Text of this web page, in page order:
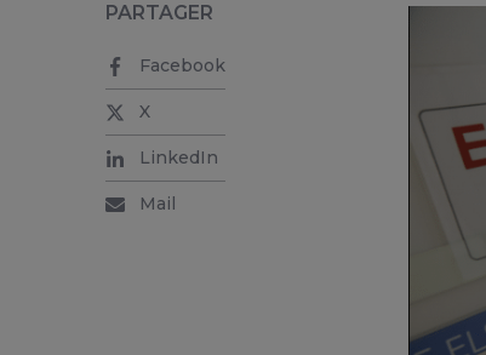
PARTAGER
Facebook
X
LinkedIn
Mail